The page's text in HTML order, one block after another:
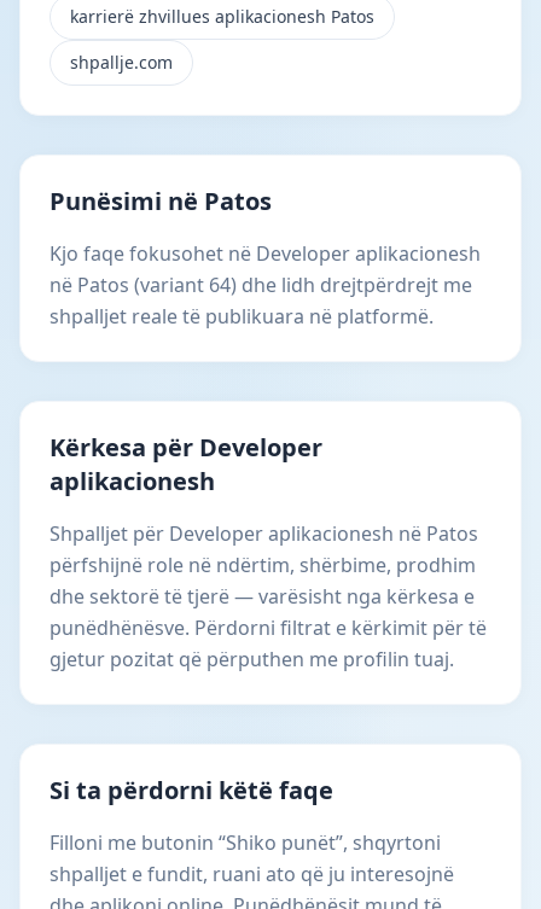
karrierë zhvillues aplikacionesh Patos
shpallje.com
Punësimi në Patos
Kjo faqe fokusohet në Developer aplikacionesh
në Patos (variant 64) dhe lidh drejtpërdrejt me
shpalljet reale të publikuara në platformë.
Kërkesa për Developer
aplikacionesh
Shpalljet për Developer aplikacionesh në Patos
përfshijnë role në ndërtim, shërbime, prodhim
dhe sektorë të tjerë — varësisht nga kërkesa e
punëdhënësve. Përdorni filtrat e kërkimit për të
gjetur pozitat që përputhen me profilin tuaj.
Si ta përdorni këtë faqe
Filloni me butonin “Shiko punët”, shqyrtoni
shpalljet e fundit, ruani ato që ju interesojnë